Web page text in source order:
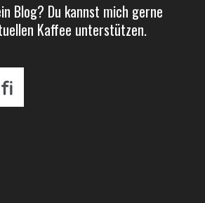
Blog? Du kannst mich gerne
Kaffee unterstützen.